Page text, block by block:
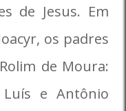
de Jesus. Em
os padres
de Moura:
Luís e Antônio